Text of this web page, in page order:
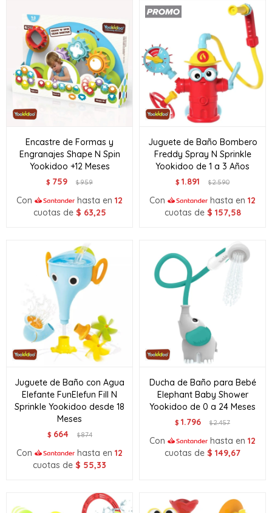
Encastre de Formas y
Engranajes Shape N Spin
Yookidoo +12 Meses
$ 759 $959
Con hasta en 12
cuotas de $ 63,25
Juguete de Baño Bombero
Freddy Spray N Sprinkle
Yookidoo de 1 a 3 Años
$ 1.891 $2.590
Con hasta en 12
cuotas de $ 157,58
Juguete de Baño con Agua
Elefante FunElefun Fill N
Sprinkle Yookidoo desde 18
Meses
$ 664 $874
Con hasta en 12
cuotas de $ 55,33
Ducha de Baño para Bebé
Elephant Baby Shower
Yookidoo de 0 a 24 Meses
$ 1.796 $2.457
Con hasta en 12
cuotas de $ 149,67